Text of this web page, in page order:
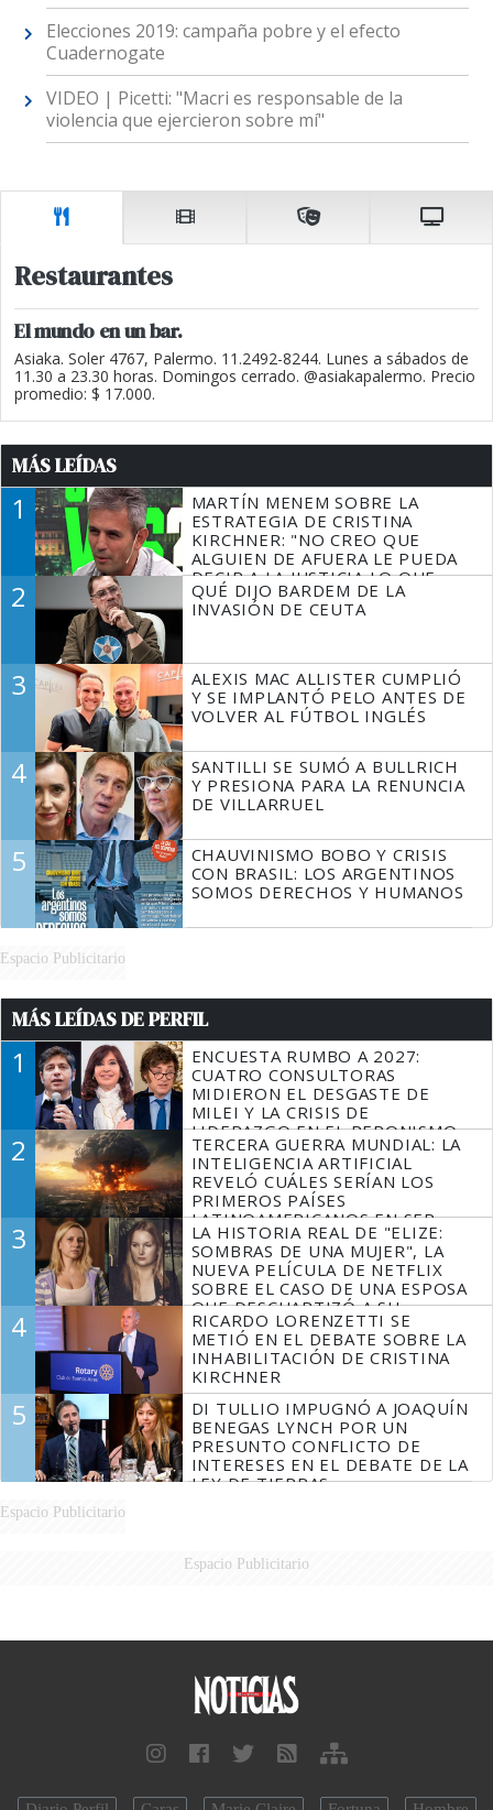
Elecciones 2019: campaña pobre y el efecto
Cuadernogate
VIDEO | Picetti: "Macri es responsable de la
violencia que ejercieron sobre mí"
Restaurantes
El mundo en un bar.
Asiaka. Soler 4767, Palermo. 11.2492-8244. Lunes a sábados de
11.30 a 23.30 horas. Domingos cerrado. @asiakapalermo. Precio
promedio: $ 17.000.
MÁS LEÍDAS
1
MARTÍN MENEM SOBRE LA
ESTRATEGIA DE CRISTINA
KIRCHNER: "NO CREO QUE
ALGUIEN DE AFUERA LE PUEDA
DECIR A LA JUSTICIA LO QUE
TIENE QUE HACER"
2
QUÉ DIJO BARDEM DE LA
INVASIÓN DE CEUTA
3
ALEXIS MAC ALLISTER CUMPLIÓ
Y SE IMPLANTÓ PELO ANTES DE
VOLVER AL FÚTBOL INGLÉS
4
SANTILLI SE SUMÓ A BULLRICH
Y PRESIONA PARA LA RENUNCIA
DE VILLARRUEL
5
CHAUVINISMO BOBO Y CRISIS
CON BRASIL: LOS ARGENTINOS
SOMOS DERECHOS Y HUMANOS
Espacio Publicitario
MÁS LEÍDAS DE PERFIL
1
ENCUESTA RUMBO A 2027:
CUATRO CONSULTORAS
MIDIERON EL DESGASTE DE
MILEI Y LA CRISIS DE
LIDERAZGO EN EL PERONISMO
2
TERCERA GUERRA MUNDIAL: LA
INTELIGENCIA ARTIFICIAL
REVELÓ CUÁLES SERÍAN LOS
PRIMEROS PAÍSES
LATINOAMERICANOS EN SER
DERROTADOS
3
LA HISTORIA REAL DE "ELIZE:
SOMBRAS DE UNA MUJER", LA
NUEVA PELÍCULA DE NETFLIX
SOBRE EL CASO DE UNA ESPOSA
QUE DESCUARTIZÓ A SU
MARIDO
4
RICARDO LORENZETTI SE
METIÓ EN EL DEBATE SOBRE LA
INHABILITACIÓN DE CRISTINA
KIRCHNER
5
DI TULLIO IMPUGNÓ A JOAQUÍN
BENEGAS LYNCH POR UN
PRESUNTO CONFLICTO DE
INTERESES EN EL DEBATE DE LA
LEY DE TIERRAS
Espacio Publicitario
Espacio Publicitario